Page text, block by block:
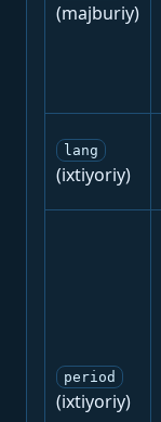
(majburiy)
lang
(ixtiyoriy)
period
(ixtiyoriy)